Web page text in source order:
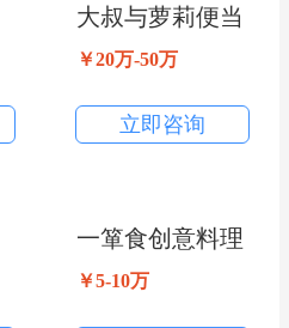
大叔与萝莉便当
￥20万-50万
立即咨询
一箪食创意料理
￥5-10万